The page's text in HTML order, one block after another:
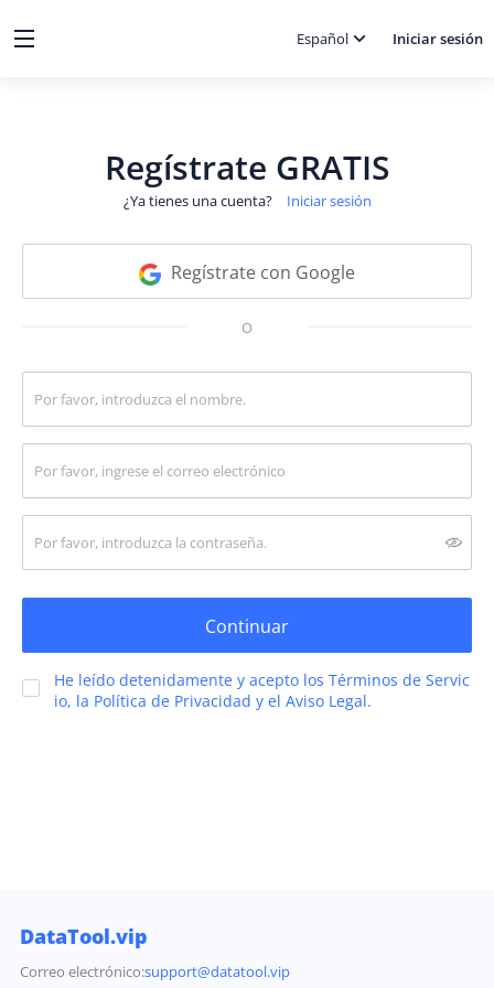
Español Iniciar sesión
Regístrate GRATIS
¿Ya tienes una cuenta? Iniciar sesión
Regístrate con Google
O
Continuar
He leído detenidamente y acepto los Términos de Servic
io, la Política de Privacidad y el Aviso Legal.
DataTool.vip
Correo electrónico:support@datatool.vip